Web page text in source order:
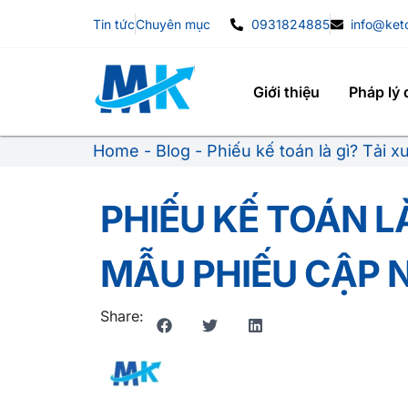
Tin tứcChuyên mục 0931824885
Giới thiệu Pháp lý
Home - Blog - Phiếu kế toán là gì? Tải
PHIẾU KẾ TOÁN
MẪU PHIẾU CẬP
Share: